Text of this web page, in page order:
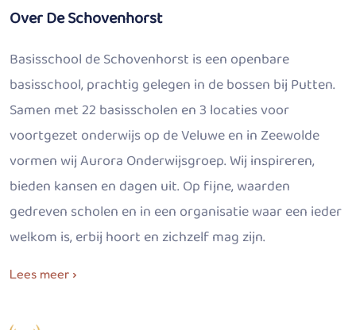
Over De Schovenhorst
Basisschool de Schovenhorst is een openbare
basisschool, prachtig gelegen in de bossen bij Putten.
Samen met 22 basisscholen en 3 locaties voor
voortgezet onderwijs op de Veluwe en in Zeewolde
vormen wij Aurora Onderwijsgroep. Wij inspireren,
bieden kansen en dagen uit. Op fijne, waarden
gedreven scholen en in een organisatie waar een ieder
welkom is, erbij hoort en zichzelf mag zijn.
Lees meer